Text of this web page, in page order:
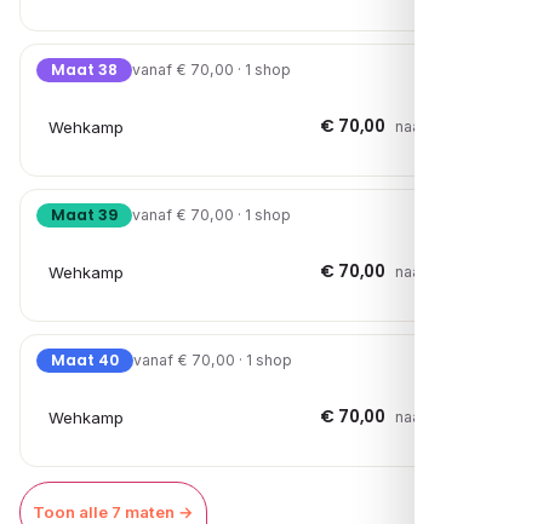
Maat 38 vanaf € 70,00 · 1 shop
Wehkamp € 70,00 naar shop →
Maat 39 vanaf € 70,00 · 1 shop
Wehkamp € 70,00 naar shop →
Maat 40 vanaf € 70,00 · 1 shop
Wehkamp € 70,00 naar shop →
Toon alle 7 maten →